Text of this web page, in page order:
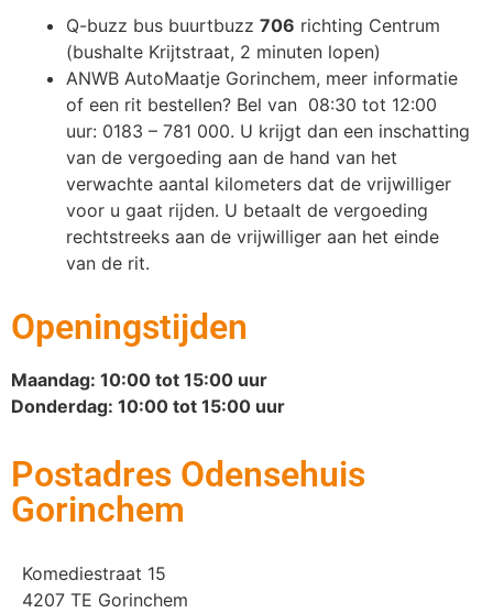
Q-buzz bus buurtbuzz 706 richting Centrum
(bushalte Krijtstraat, 2 minuten lopen)
ANWB AutoMaatje Gorinchem, meer informatie
of een rit bestellen? Bel van 08:30 tot 12:00
uur: 0183 – 781 000. U krijgt dan een inschatting
van de vergoeding aan de hand van het
verwachte aantal kilometers dat de vrijwilliger
voor u gaat rijden. U betaalt de vergoeding
rechtstreeks aan de vrijwilliger aan het einde
van de rit.
Openingstijden
Maandag: 10:00 tot 15:00 uur
Donderdag: 10:00 tot 15:00 uur
Postadres Odensehuis
Gorinchem
Komediestraat 15
4207 TE Gorinchem